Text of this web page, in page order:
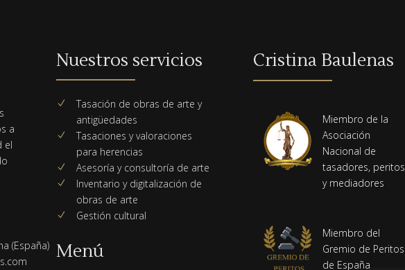
a
el
(España)
Nuestros servicios
N
Tasación de obras de arte y
antigüedades
N
Tasaciones y valoraciones
para herencias
N Asesoría y consultoría de arte
N
Inventario y digitalización de
obras de arte
N Gestión cultural
Menú
Cristina Baulenas
Miembro de la
Asociación
Nacional de
tasadores, peritos
y mediadores
Miembro del
Gremio de Peritos
de España